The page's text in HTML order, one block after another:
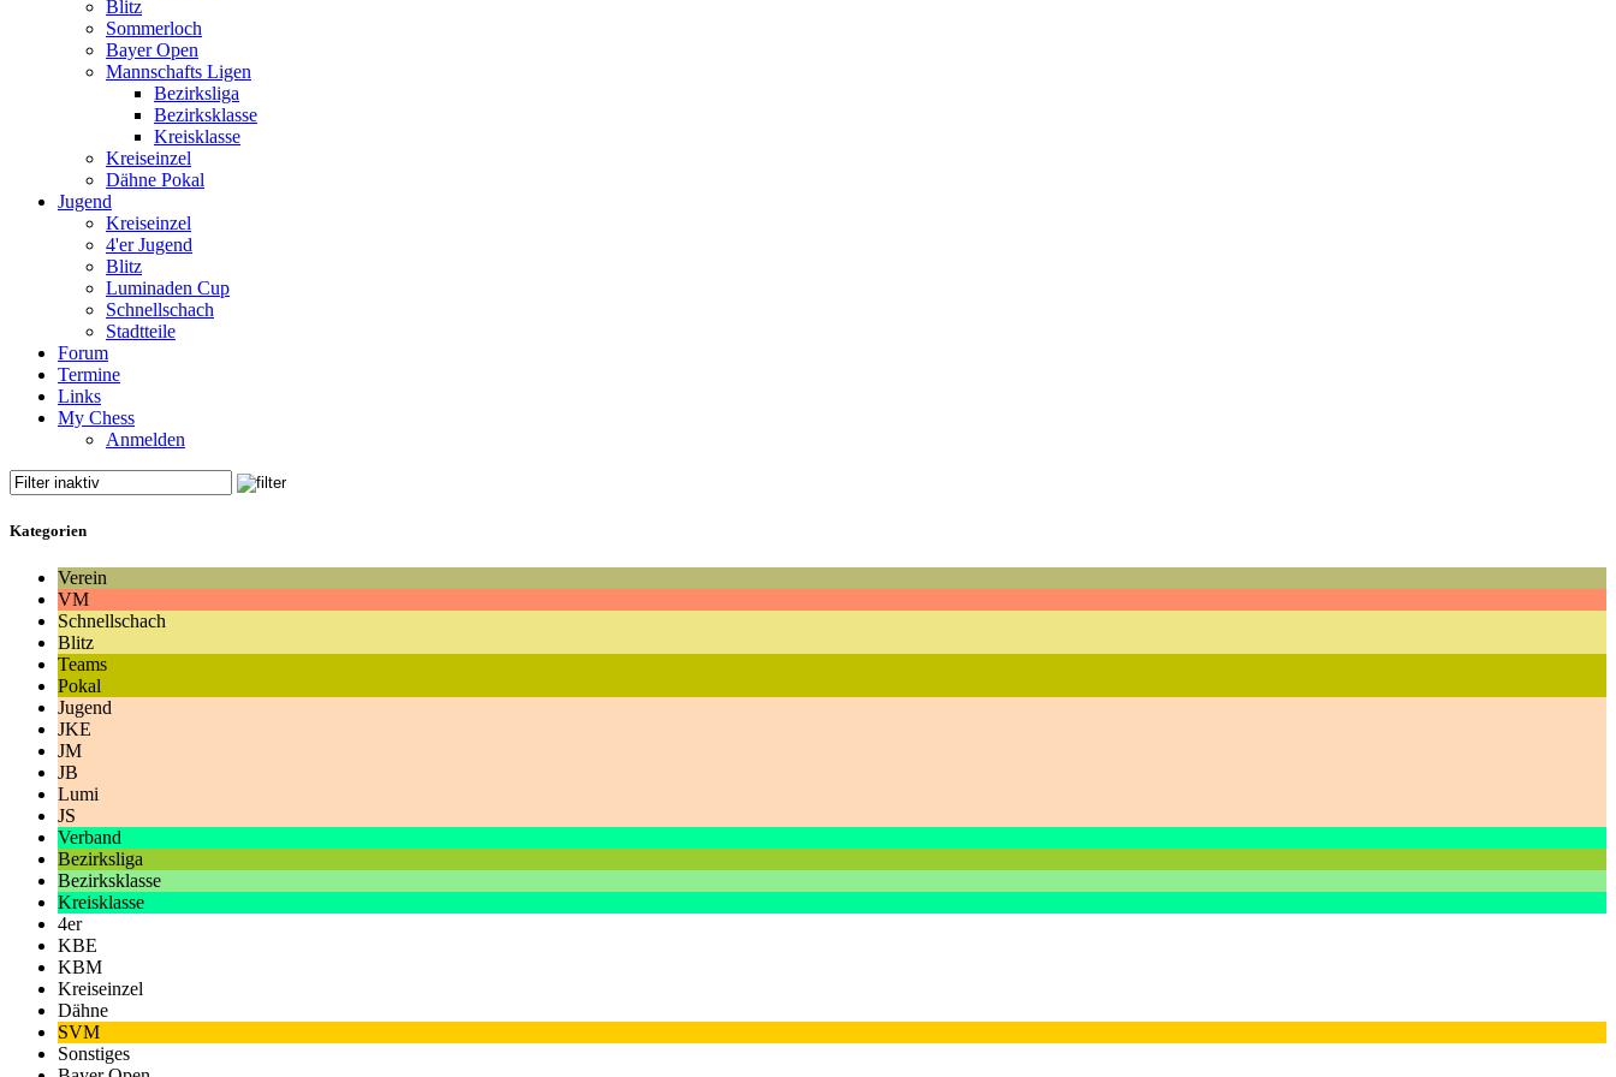
Blitz
Sommerloch
Bayer Open
Mannschafts Ligen
Bezirksliga
Bezirksklasse
Kreisklasse
Kreiseinzel
Dähne Pokal
Jugend
Kreiseinzel
4'er Jugend
Blitz
Luminaden Cup
Schnellschach
Stadtteile
Forum
Termine
Links
My Chess
Anmelden
Kategorien
Verein
VM
Schnellschach
Blitz
Teams
Pokal
Jugend
JKE
JM
JB
Lumi
JS
Verband
Bezirksliga
Bezirksklasse
Kreisklasse
4er
KBE
KBM
Kreiseinzel
Dähne
SVM
Sonstiges